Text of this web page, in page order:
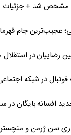
مشخص شد + جزئیات
عجیب‌ترین جام
رضاییان در
بایگان در سن ۶۴
سن ژرمن و